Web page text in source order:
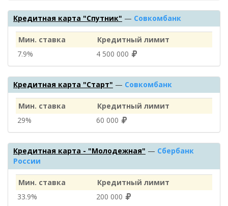
Кредитная карта "Спутник" — Совкомбанк
Мин. ставка
Кредитный лимит
7.9%
4 500 000
Кредитная карта "Старт" — Совкомбанк
Мин. ставка
Кредитный лимит
29%
60 000
Кредитная карта - "Молодежная" — Сбербанк
России
Мин. ставка
Кредитный лимит
33.9%
200 000